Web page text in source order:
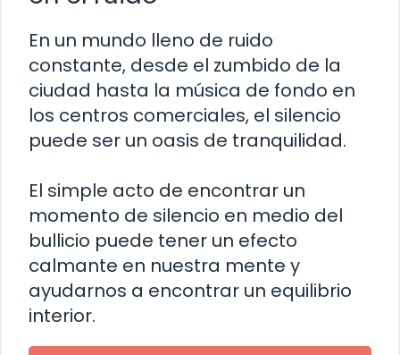
En un mundo lleno de ruido
constante, desde el zumbido de la
ciudad hasta la música de fondo en
los centros comerciales, el silencio
puede ser un oasis de tranquilidad.
El simple acto de encontrar un
momento de silencio en medio del
bullicio puede tener un efecto
calmante en nuestra mente y
ayudarnos a encontrar un equilibrio
interior.